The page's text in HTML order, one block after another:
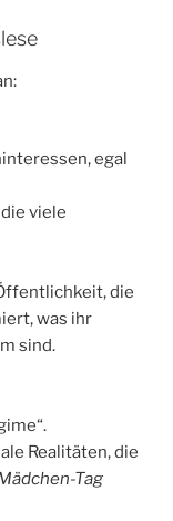
egal
viele
die
was ihr
sind.
Realitäten, die
Tag